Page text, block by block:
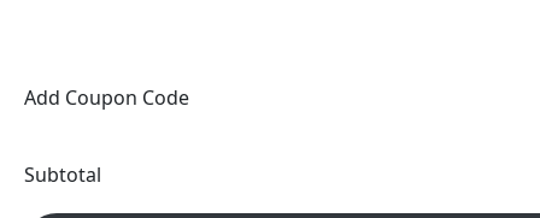
Add Coupon Code
Subtotal